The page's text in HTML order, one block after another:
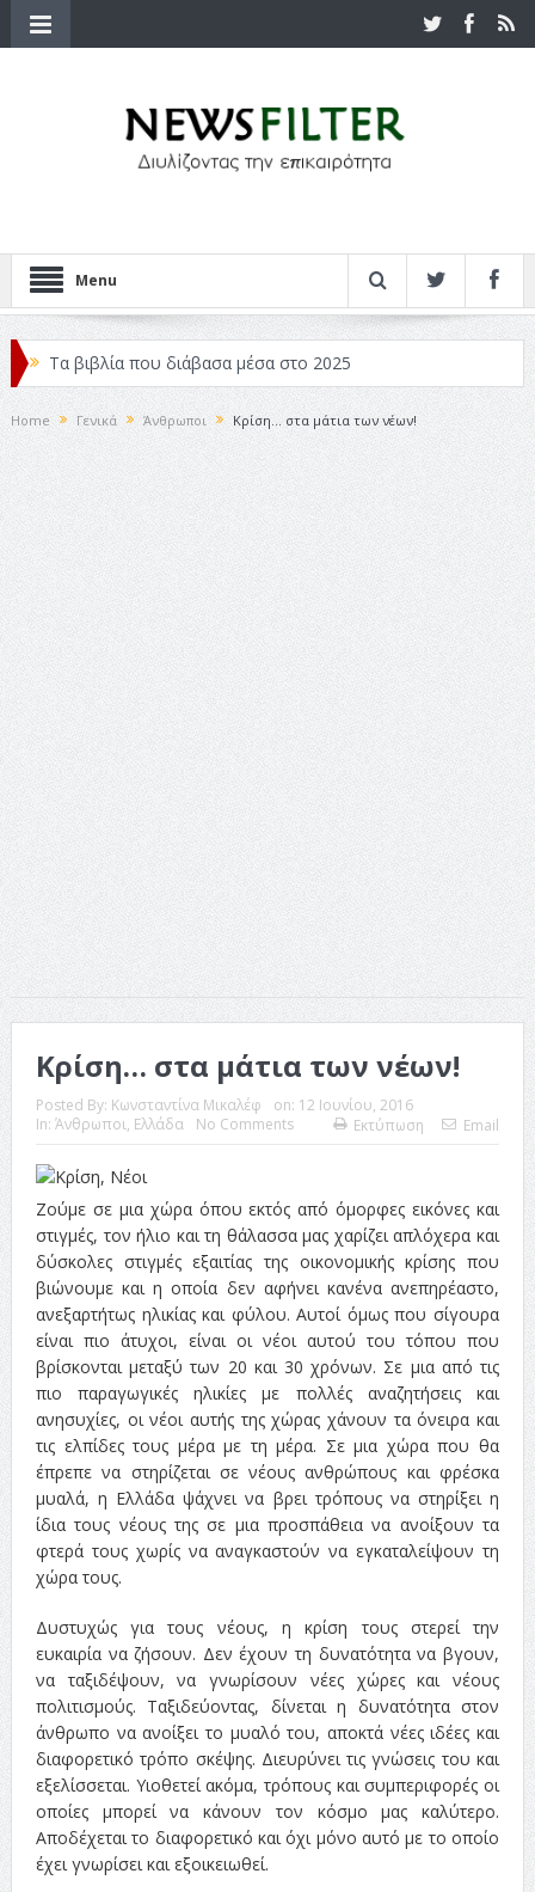
Menu
Τα βιβλία που διάβασα μέσα στο 2025
Κριτικές ταινιών: Ο Ντι Κάπριο και ο Λάνθιμος
Σχεδιασμός που «Μιλάει» Χωρίς Λέξεις
Σπιρτόκουτο: η απόλυτη αντισυμβατική καλοκαιρινή
ταινία
Το Top 5 της εβδομάδας #517
Το νουάρ στον ελληνικό κινηματογράφο
Η Φροντίδα Έχει Πολλές Μορφές: Κι Όλες Σε Αφορούν
Τρία Βήματα Μπροστά για Σένα και την Επιχείρησή σου
Όψεις και Απόψεις
Αξίζει άραγε?
Home Γενικά Άνθρωποι Κρίση… στα μάτια των νέων!
Κρίση… στα μάτια των νέων!
Posted By: Κωνσταντίνα Μικαλέφ on: 12 Ιουνίου, 2016
In: Άνθρωποι, Ελλάδα No Comments Εκτύπωση Email
Ζούμε σε μια χώρα όπου εκτός από όμορφες εικόνες και
στιγμές, τον ήλιο και τη θάλασσα μας χαρίζει απλόχερα και
δύσκολες στιγμές εξαιτίας της οικονομικής κρίσης που
βιώνουμε και η οποία δεν αφήνει κανένα ανεπηρέαστο,
ανεξαρτήτως ηλικίας και φύλου. Αυτοί όμως που σίγουρα
είναι πιο άτυχοι, είναι οι νέοι αυτού του τόπου που
βρίσκονται μεταξύ των 20 και 30 χρόνων. Σε μια από τις
πιο παραγωγικές ηλικίες με πολλές αναζητήσεις και
ανησυχίες, οι νέοι αυτής της χώρας χάνουν τα όνειρα και
τις ελπίδες τους μέρα με τη μέρα. Σε μια χώρα που θα
έπρεπε να στηρίζεται σε νέους ανθρώπους και φρέσκα
μυαλά, η Ελλάδα ψάχνει να βρει τρόπους να στηρίξει η
ίδια τους νέους της σε μια προσπάθεια να ανοίξουν τα
φτερά τους χωρίς να αναγκαστούν να εγκαταλείψουν τη
χώρα τους.
Δυστυχώς για τους νέους, η κρίση τους στερεί την
ευκαιρία να ζήσουν. Δεν έχουν τη δυνατότητα να βγουν,
να ταξιδέψουν, να γνωρίσουν νέες χώρες και νέους
πολιτισμούς. Ταξιδεύοντας, δίνεται η δυνατότητα στον
άνθρωπο να ανοίξει το μυαλό του, αποκτά νέες ιδέες και
διαφορετικό τρόπο σκέψης. Διευρύνει τις γνώσεις του και
εξελίσσεται. Υιοθετεί ακόμα, τρόπους και συμπεριφορές οι
οποίες μπορεί να κάνουν τον κόσμο μας καλύτερο.
Αποδέχεται το διαφορετικό και όχι μόνο αυτό με το οποίο
έχει γνωρίσει και εξοικειωθεί.